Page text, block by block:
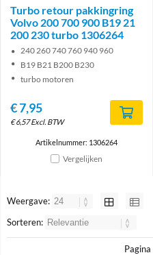
Turbo retour pakkingring
Volvo 200 700 900 B19 21
200 230 turbo 1306264
240 260 740 760 940 960
B19 B21 B200 B230
turbo motoren
€7,95
€6,57 Excl. BTW
Artikelnummer: 1306264
Vergelijken
Weergave:
Sorteren:
Pagina